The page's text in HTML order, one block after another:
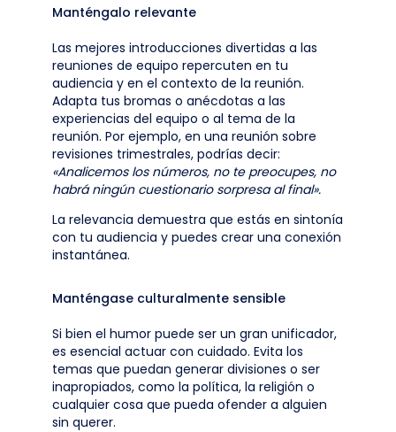
Manténgalo relevante
Las mejores introducciones divertidas a las
reuniones de equipo repercuten en tu
audiencia y en el contexto de la reunión.
Adapta tus bromas o anécdotas a las
experiencias del equipo o al tema de la
reunión. Por ejemplo, en una reunión sobre
revisiones trimestrales, podrías decir:
«Analicemos los números, no te preocupes, no
habrá ningún cuestionario sorpresa al final».
La relevancia demuestra que estás en sintonía
con tu audiencia y puedes crear una conexión
instantánea.
Manténgase culturalmente sensible
Si bien el humor puede ser un gran unificador,
es esencial actuar con cuidado. Evita los
temas que puedan generar divisiones o ser
inapropiados, como la política, la religión o
cualquier cosa que pueda ofender a alguien
sin querer.